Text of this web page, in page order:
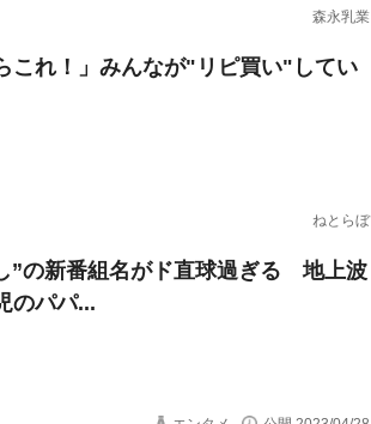
森永乳業
これ！」みんなが"リピ買い"してい
ねとらぼ
”の新番組名がド直球過ぎる 地上波
のパパ...